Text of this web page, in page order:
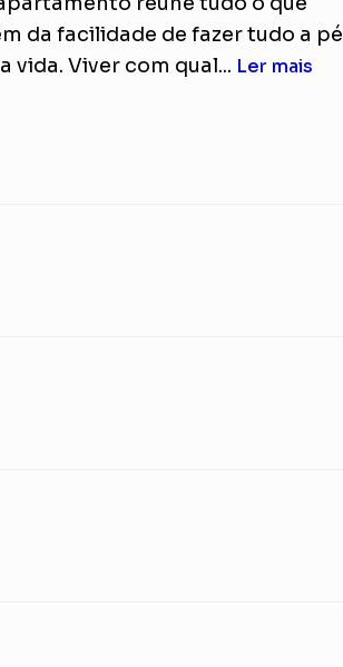
da facilidade de fazer tudo a
vida. Viver com qual... Ler mais